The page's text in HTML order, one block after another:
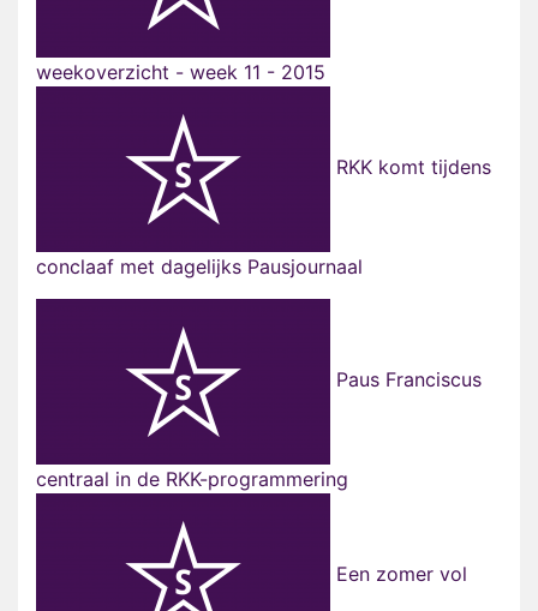
weekoverzicht - week 11 - 2015
RKK komt tijdens
conclaaf met dagelijks Pausjournaal
Paus Franciscus
centraal in de RKK-programmering
Een zomer vol